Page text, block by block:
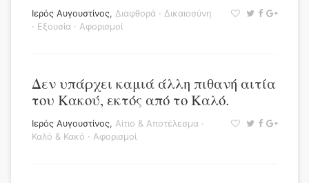
Ιερός Αυγουστίνος, Διαφθορά · Δικαιοσύνη
· Εξουσία · Αφορισμοί
Δεν υπάρχει καμιά άλλη πιθανή αιτία
του Κακού, εκτός από το Καλό.
Ιερός Αυγουστίνος, Αίτιο & Αποτέλεσμα ·
Καλό & Κακό · Αφορισμοί